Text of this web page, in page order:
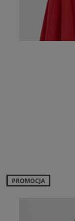
PROMOCJA